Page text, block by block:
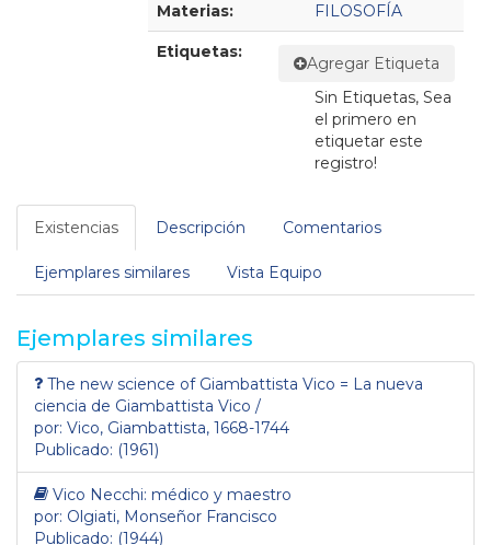
Materias: FILOSOFÍA
Etiquetas:
Agregar Etiqueta
Sin Etiquetas, Sea
el primero en
etiquetar este
registro!
Existencias Descripción Comentarios
Ejemplares similares Vista Equipo
Ejemplares similares
The new science of Giambattista Vico = La nueva
ciencia de Giambattista Vico /
por: Vico, Giambattista, 1668-1744
Publicado: (1961)
Vico Necchi: médico y maestro
por: Olgiati, Monseñor Francisco
Publicado: (1944)